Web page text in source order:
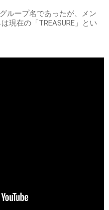
ループ名であったが、メン
現在の「TREASURE」とい